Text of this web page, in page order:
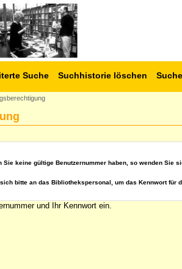
Suche Suchhistorie löschen
Sie keine gültige Benutzernummer haben, so wenden Sie
bitte an das Bibliothekspersonal, um das Kennwort
und Ihr Kennwort ein.